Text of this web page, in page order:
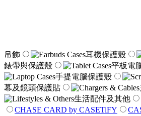
吊飾
耳機保護殼
錶帶與保護殼
平板電
手提電腦保護殼
幕及鏡頭保護貼
生活配件及其他
CHASE CARD by CASETiFY